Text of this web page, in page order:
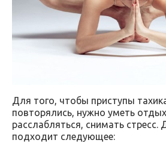
Для того, чтобы приступы
повторялись, нужно уметь
расслабляться, снимать
подходит следующее: